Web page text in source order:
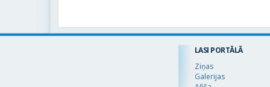
LASI PORTĀLĀ
Ziņas
Galerijas